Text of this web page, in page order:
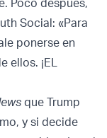
Poco después,
Social: «Para
ponerse en
ellos. ¡EL
que Trump
y si decide